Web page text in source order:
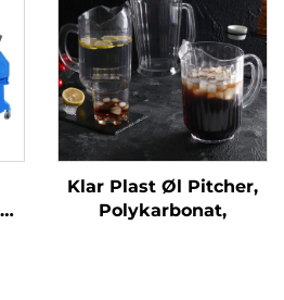
Klar Plast Øl Pitcher,
Polykarbonat,